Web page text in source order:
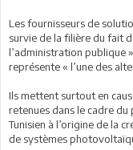
Les fournisseurs de
survie de la filière du fait
l’administration publique
représente « l’une des
Ils mettent surtout en
retenues dans le cadre du
Tunisien à l’origine de la
de systèmes